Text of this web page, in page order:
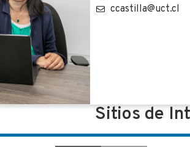
ccastilla@uct.cl
Sitios de